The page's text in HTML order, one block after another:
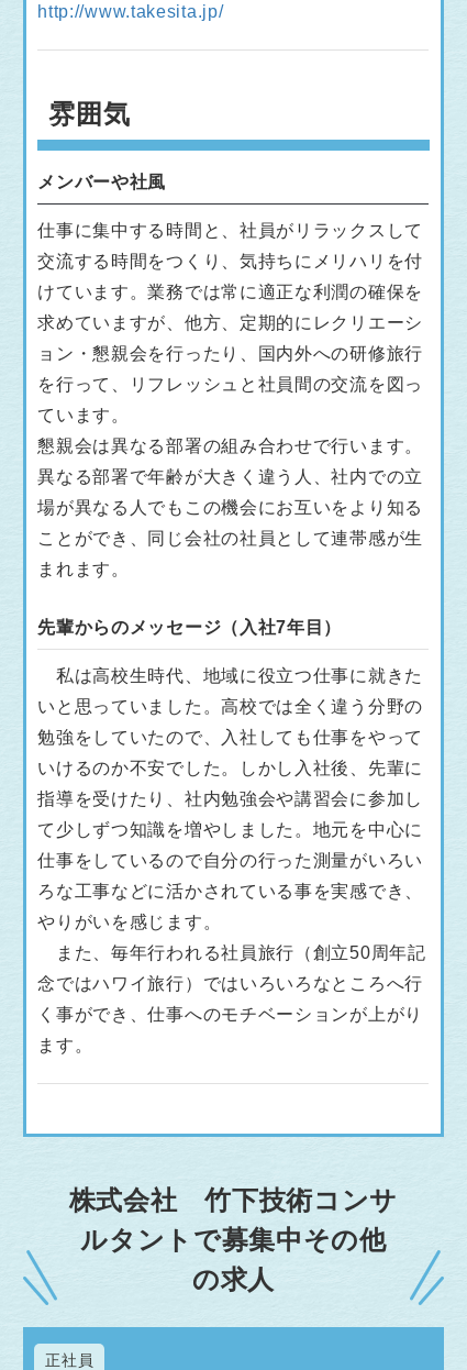
http://www.takesita.jp/
雰囲気
メンバーや社風
仕事に集中する時間と、社員がリラックスして
交流する時間をつくり、気持ちにメリハリを付
けています。業務では常に適正な利潤の確保を
求めていますが、他方、定期的にレクリエーシ
ョン・懇親会を行ったり、国内外への研修旅行
を行って、リフレッシュと社員間の交流を図っ
ています。
懇親会は異なる部署の組み合わせで行います。
異なる部署で年齢が大きく違う人、社内での立
場が異なる人でもこの機会にお互いをより知る
ことができ、同じ会社の社員として連帯感が生
まれます。
先輩からのメッセージ（入社7年目）
私は高校生時代、地域に役立つ仕事に就きた
いと思っていました。高校では全く違う分野の
勉強をしていたので、入社しても仕事をやって
いけるのか不安でした。しかし入社後、先輩に
指導を受けたり、社内勉強会や講習会に参加し
て少しずつ知識を増やしました。地元を中心に
仕事をしているので自分の行った測量がいろい
ろな工事などに活かされている事を実感でき、
やりがいを感じます。
また、毎年行われる社員旅行（創立50周年記
念ではハワイ旅行）ではいろいろなところへ行
く事ができ、仕事へのモチベーションが上がり
ます。
株式会社 竹下技術コンサ
ルタントで募集中その他
の求人
正社員